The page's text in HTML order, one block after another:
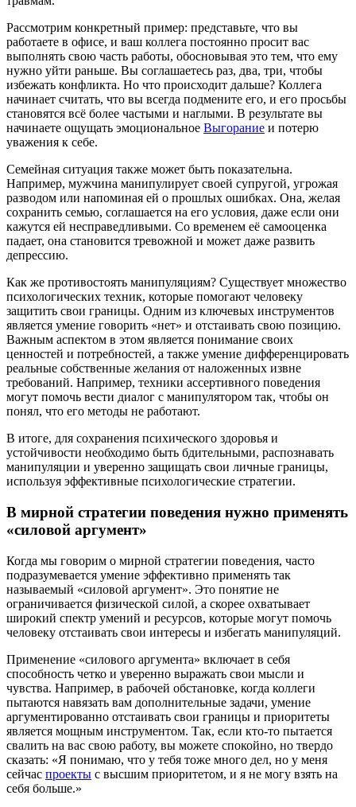
Рассмотрим конкретный пример: представьте, что вы
работаете в офисе, и ваш коллега постоянно просит вас
выполнять свою часть работы, обосновывая это тем, что ему
нужно уйти раньше. Вы соглашаетесь раз, два, три, чтобы
избежать конфликта. Но что происходит дальше? Коллега
начинает считать, что вы всегда подмените его, и его просьбы
становятся всё более частыми и наглыми. В результате вы
начинаете ощущать эмоциональное Выгорание и потерю
уважения к себе.
Семейная ситуация также может быть показательна.
Например, мужчина манипулирует своей супругой, угрожая
разводом или напоминая ей о прошлых ошибках. Она, желая
сохранить семью, соглашается на его условия, даже если они
кажутся ей несправедливыми. Со временем её самооценка
падает, она становится тревожной и может даже развить
депрессию.
Как же противостоять манипуляциям? Существует множество
психологических техник, которые помогают человеку
защитить свои границы. Одним из ключевых инструментов
является умение говорить «нет» и отстаивать свою позицию.
Важным аспектом в этом является понимание своих
ценностей и потребностей, а также умение дифференцировать
реальные собственные желания от наложенных извне
требований. Например, техники ассертивного поведения
могут помочь вести диалог с манипулятором так, чтобы он
понял, что его методы не работают.
В итоге, для сохранения психического здоровья и
устойчивости необходимо быть бдительными, распознавать
манипуляции и уверенно защищать свои личные границы,
используя эффективные психологические стратегии.
В мирной стратегии поведения нужно применять
«силовой аргумент»
Когда мы говорим о мирной стратегии поведения, часто
подразумевается умение эффективно применять так
называемый «силовой аргумент». Это понятие не
ограничивается физической силой, а скорее охватывает
широкий спектр умений и ресурсов, которые могут помочь
человеку отстаивать свои интересы и избегать манипуляций.
Применение «силового аргумента» включает в себя
способность четко и уверенно выражать свои мысли и
чувства. Например, в рабочей обстановке, когда коллеги
пытаются навязать вам дополнительные задачи, умение
аргументированно отстаивать свои границы и приоритеты
является мощным инструментом. Так, если кто-то пытается
свалить на вас свою работу, вы можете спокойно, но твердо
сказать: «Я понимаю, что у тебя тоже много дел, но у меня
сейчас проекты с высшим приоритетом, и я не могу взять на
себя больше.»